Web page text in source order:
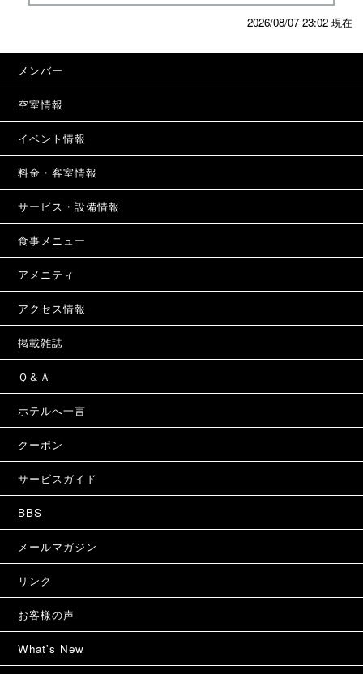
2026/08/07 23:02 現在
メンバー
空室情報
イベント情報
料金・客室情報
サービス・設備情報
食事メニュー
アメニティ
アクセス情報
掲載雑誌
Ｑ＆Ａ
ホテルへ一言
クーポン
サービスガイド
BBS
メールマガジン
リンク
お客様の声
What's New